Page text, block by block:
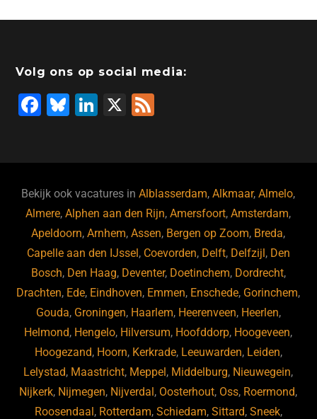
Volg ons op social media:
F
b
o
o
k
Bl
ky
Li
dI
n
X
Bekijk ook vacatures inAlblasserdam,Alkmaar,Almelo,
Almere,Alphen aan den Rijn,Amersfoort,Amsterdam,
Apeldoorn,Arnhem,Assen, Bergen op Zoom, Breda,
Capelle aan den IJssel , Coevorden, Delft, Delfzijl , Den
Bosch, Den Haag, Deventer, Doetinchem, Dordrecht,
Drachten, Ede, Eindhoven, Emmen, Enschede, Gorinchem,
Gouda, Groningen, Haarlem, Heerenveen, Heerlen,
Helmond, Hengelo, Hilversum, Hoofddorp, Hoogeveen,
Hoogezand, Hoorn, Kerkrade, Leeuwarden, Leiden,
Lelystad, Maastricht, Meppel , Middelburg, Nieuwegein,
Nijkerk, Nijmegen, Nijverdal , Oosterhout, Oss, Roermond,
Roosendaal , Rotterdam, Schiedam, Sittard, Sneek,